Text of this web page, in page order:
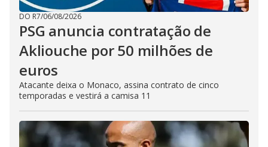
DO R7/06/08/2026
PSG anuncia contratação de
Akliouche por 50 milhões de
euros
Atacante deixa o Monaco, assina contrato de cinco
temporadas e vestirá a camisa 11